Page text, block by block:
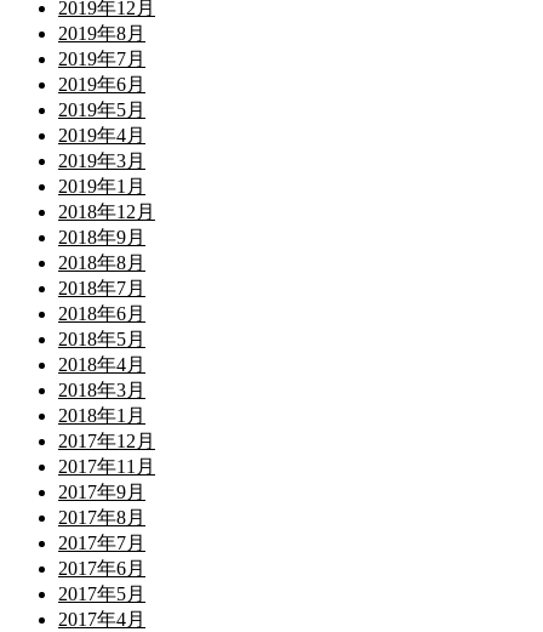
2019年12月
2019年8月
2019年7月
2019年6月
2019年5月
2019年4月
2019年3月
2019年1月
2018年12月
2018年9月
2018年8月
2018年7月
2018年6月
2018年5月
2018年4月
2018年3月
2018年1月
2017年12月
2017年11月
2017年9月
2017年8月
2017年7月
2017年6月
2017年5月
2017年4月